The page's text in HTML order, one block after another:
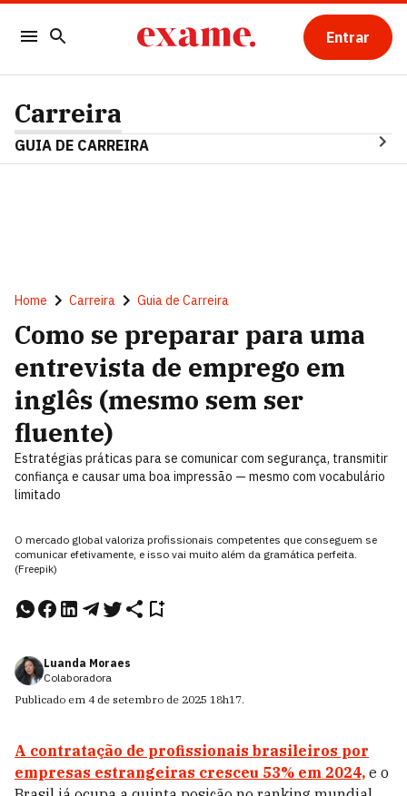
Entrar
Carreira
GUIA DE CARREIRA
Home Carreira Guia de Carreira
Como se preparar para uma
entrevista de emprego em
inglês (mesmo sem ser
fluente)
Estratégias práticas para se comunicar com segurança, transmitir
confiança e causar uma boa impressão — mesmo com vocabulário
limitado
O mercado global valoriza profissionais competentes que conseguem se
comunicar efetivamente, e isso vai muito além da gramática perfeita.
(Freepik)
Luanda Moraes
Colaboradora
Publicado em 4 de setembro de 2025 18h17.
A contratação de profissionais brasileiros por
empresas estrangeiras cresceu 53% em 2024, e o